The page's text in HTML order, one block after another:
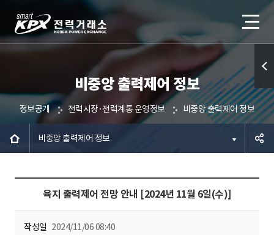
비중앙 출력제어 정보
정보공개 전력시장·전력계통 운영정보 비중앙 출력제어 정보
비중앙 출력제어 정보
육지 출력제어 전망 안내 [2024년 11월 6일(수)]
작성일 2024/11/06 08:40
퀵메
뉴 열
기